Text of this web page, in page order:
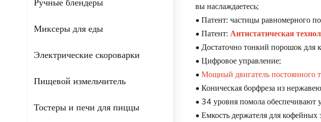
Ручные блендеры
Миксеры для еды
Электрические скороварки
Пищевой измельчитель
Тостеры и печи для пиццы
вы наслаждаетесь;
• Патент: частицы равномерного
• Патент: Антистатическая
• Достаточно тонкий порошок для
• Цифровое управление;
• Мощный двигатель постоянного
• Коническая борфреза из
• 34 уровня помола обеспечивают
• Емкость держателя для кофейных